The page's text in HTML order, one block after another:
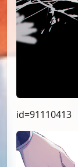
id=91110413